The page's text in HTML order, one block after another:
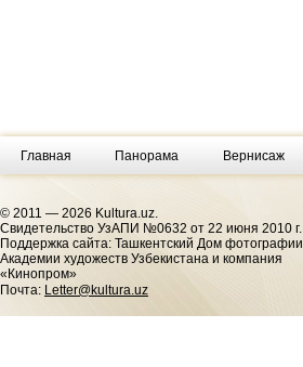
Главная Панорама Вернисаж
© 2011 — 2026 Kultura.uz.
Cвидетельство УзАПИ №0632 от 22 июня 2010 г.
Поддержка сайта: Ташкентский Дом фотографии
Академии художеств Узбекистана и компания
«Кинопром»
Почта: Letter@kultura.uz